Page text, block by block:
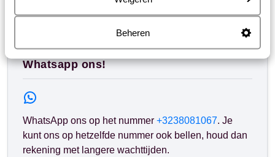
Beheren
Heb jij jouw antwoord niet gevonden?
Whatsapp ons!
WhatsApp ons op het nummer +3238081067. Je
kunt ons op hetzelfde nummer ook bellen, houd dan
rekening met langere wachttijden.